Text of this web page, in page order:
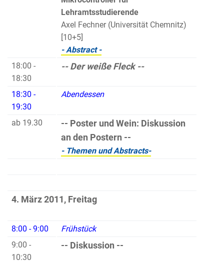
Lehramtsstudierende
Axel Fechner (Universität Chemnitz)
[10+5]
- Abstract -
18:00 -
18:30
-- Der weiße Fleck --
18:30 -
19:30
Abendessen
ab 19.30
-- Poster und Wein: Diskussion
an den Postern --
- Themen und Abstracts-
4. März 2011, Freitag
8:00 - 9:00
Frühstück
9:00 -
10:30
-- Diskussion --